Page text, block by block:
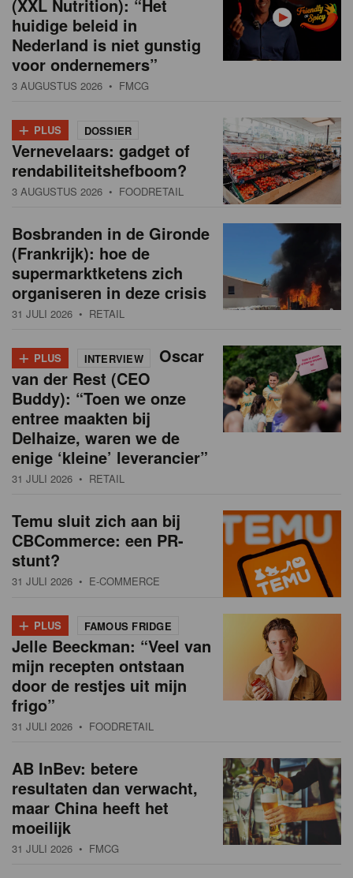
(XXL Nutrition): “Het
huidige beleid in
Nederland is niet gunstig
voor ondernemers”
3 AUGUSTUS 2026 • FMCG
+ PLUS DOSSIER
Vernevelaars: gadget of
rendabiliteitshefboom?
3 AUGUSTUS 2026 • FOODRETAIL
Bosbranden in de Gironde
(Frankrijk): hoe de
supermarktketens zich
organiseren in deze crisis
31 JULI 2026 • RETAIL
+ PLUS INTERVIEW
Oscar
van der Rest (CEO
Buddy): “Toen we onze
entree maakten bij
Delhaize, waren we de
enige ‘kleine’ leverancier”
31 JULI 2026 • RETAIL
Temu sluit zich aan bij
CBCommerce: een PR-
stunt?
31 JULI 2026 • E-COMMERCE
+ PLUS FAMOUS FRIDGE
Jelle Beeckman: “Veel van
mijn recepten ontstaan
door de restjes uit mijn
frigo”
31 JULI 2026 • FOODRETAIL
AB InBev: betere
resultaten dan verwacht,
maar China heeft het
moeilijk
31 JULI 2026 • FMCG